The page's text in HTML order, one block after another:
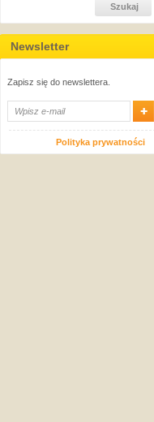
Newsletter
Zapisz się do newslettera.
Polityka prywatności